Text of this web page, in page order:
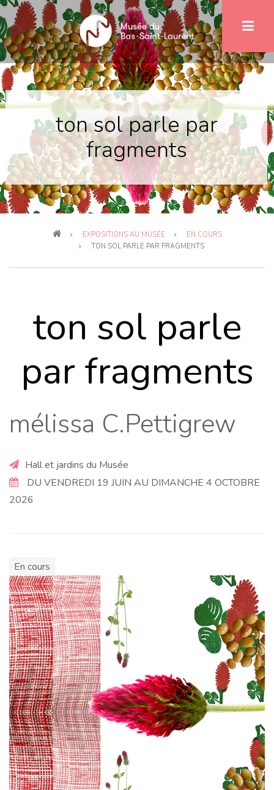
Aller
au
contenu
principal
ton sol parle par
fragments
EXPOSITIONS AU MUSÉE
EN COURS
TON SOL PARLE PAR FRAGMENTS
ton sol parle
par fragments
mélissa C.Pettigrew
Hall et jardins du Musée
DU VENDREDI 19 JUIN AU DIMANCHE 4 OCTOBRE
2026
En cours